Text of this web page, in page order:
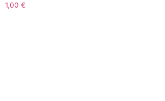
1,00 €